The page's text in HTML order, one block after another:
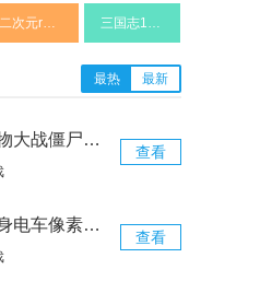
二次元rpg游戏 三国志11修改器
最热 最新
植物大战僵尸胆小菇之梦版
查看
隐身电车像素游戏安卓版
查看